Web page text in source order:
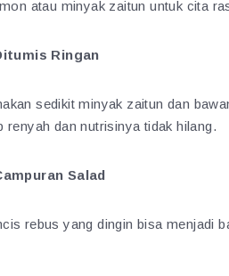
atau minyak zaitun untuk cita
Ringan
sedikit minyak zaitun dan
renyah dan nutrisinya tidak hilang.
Salad
rebus yang dingin bisa menjadi